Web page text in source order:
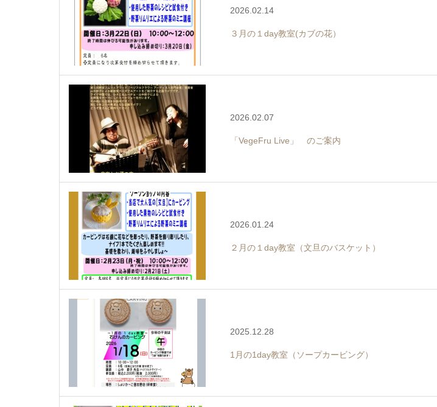
2026.02.14
３月の１day教室(カブの花）
2026.02.07
「VegeFru Live」 のご案内
2026.01.24
２月の１day教室（文旦のバスケット）
2025.12.28
1月の1day教室（ソープカービング）